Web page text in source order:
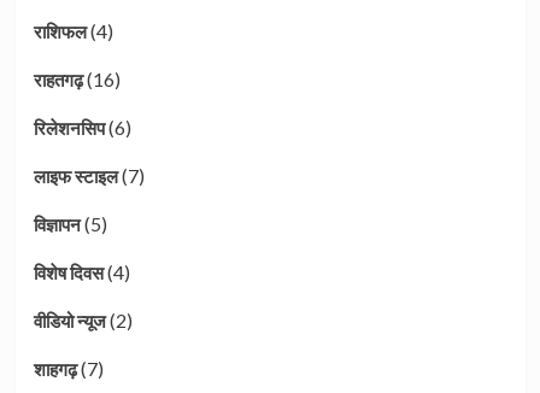
राशिफल(4)
राहतगढ़(16)
रिलेशनसिप(6)
लाइफ स्टाइल(7)
विज्ञापन(5)
विशेष दिवस(4)
वीडियो न्यूज(2)
शाहगढ़(7)